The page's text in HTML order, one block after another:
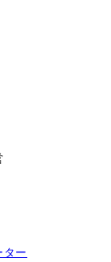
ー